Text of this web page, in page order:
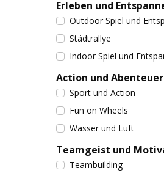
Erleben und
Outdoor Spiel und
Städtrallye
Indoor Spiel und
Action und Abenteuer
Sport und Action
Fun on Wheels
Wasser und Luft
Teamgeist und
Teambuilding